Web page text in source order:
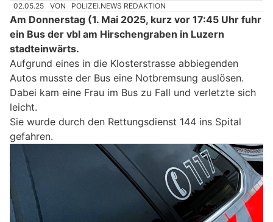
02.05.25 VON POLIZEI.NEWS REDAKTION
Am Donnerstag (1. Mai 2025, kurz vor 17:45 Uhr fuhr
ein Bus der vbl am Hirschengraben in Luzern
stadteinwärts.
Aufgrund eines in die Klosterstrasse abbiegenden
Autos musste der Bus eine Notbremsung auslösen.
Dabei kam eine Frau im Bus zu Fall und verletzte sich
leicht.
Sie wurde durch den Rettungsdienst 144 ins Spital
gefahren.